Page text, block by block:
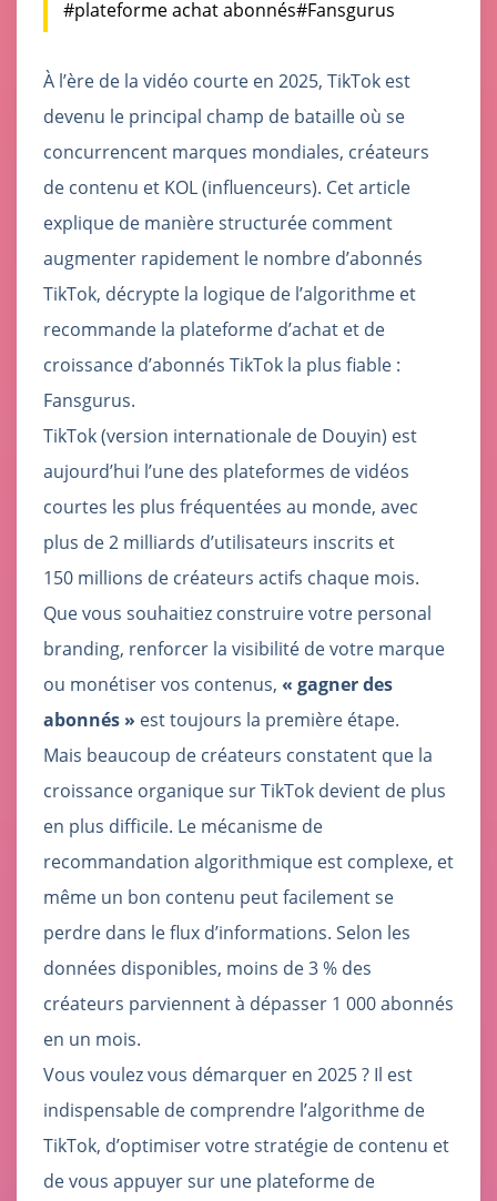
#plateforme achat abonnés#Fansgurus
À l’ère de la vidéo courte en 2025, TikTok est
devenu le principal champ de bataille où se
concurrencent marques mondiales, créateurs
de contenu et KOL (influenceurs). Cet article
explique de manière structurée comment
augmenter rapidement le nombre d’abonnés
TikTok, décrypte la logique de l’algorithme et
recommande la plateforme d’achat et de
croissance d’abonnés TikTok la plus fiable :
Fansgurus.
TikTok (version internationale de Douyin) est
aujourd’hui l’une des plateformes de vidéos
courtes les plus fréquentées au monde, avec
plus de 2 milliards d’utilisateurs inscrits et
150 millions de créateurs actifs chaque mois.
Que vous souhaitiez construire votre personal
branding, renforcer la visibilité de votre marque
ou monétiser vos contenus, « gagner des
abonnés » est toujours la première étape.
Mais beaucoup de créateurs constatent que la
croissance organique sur TikTok devient de plus
en plus difficile. Le mécanisme de
recommandation algorithmique est complexe, et
même un bon contenu peut facilement se
perdre dans le flux d’informations. Selon les
données disponibles, moins de 3 % des
créateurs parviennent à dépasser 1 000 abonnés
en un mois.
Vous voulez vous démarquer en 2025 ? Il est
indispensable de comprendre l’algorithme de
TikTok, d’optimiser votre stratégie de contenu et
de vous appuyer sur une plateforme de